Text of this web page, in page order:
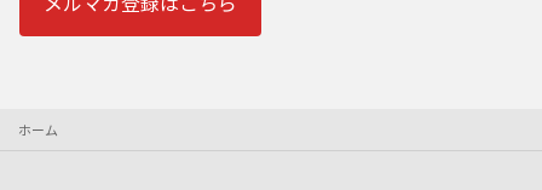
ホーム